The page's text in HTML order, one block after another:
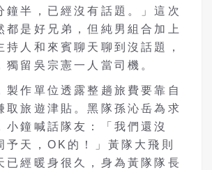
鐘半，已經沒有話題。」這次
都是好兄弟，但純男組合加上
持人和來賓聊天聊到沒話題，
獨留吳宗憲一人當司機。
製作單位透露整趟旅費要靠自
取旅遊津貼。黑隊孫沁岳為求
小鐘喊話隊友：「我們還沒
予天，OK的！」黃隊大飛則
已經暖身很久，身為黃隊隊長